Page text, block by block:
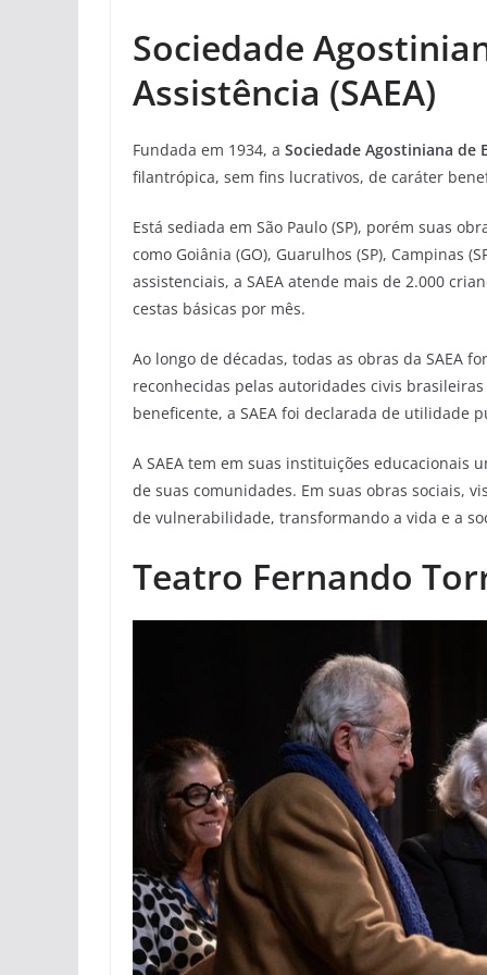
Sociedade
Assistência (SAEA)
Fundada em 1934, a Sociedade Agostiniana de
filantrópica, sem fins lucrativos, de caráter
Está sediada em São Paulo (SP), porém suas
como Goiânia (GO), Guarulhos (SP), Campinas
assistenciais, a SAEA atende mais de 2.000
cestas básicas por mês.
Ao longo de décadas, todas as obras da SAEA
reconhecidas pelas autoridades civis
beneficente, a SAEA foi declarada de utilidade
A SAEA tem em suas instituições educacionais
de suas comunidades. Em suas obras sociais,
de vulnerabilidade, transformando a vida e a
Teatro Fernando